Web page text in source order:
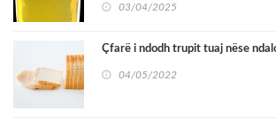
03/04/2025
Çfarë i ndodh trupit tuaj nëse
04/05/2022